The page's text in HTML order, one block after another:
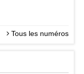
Tous les numéros